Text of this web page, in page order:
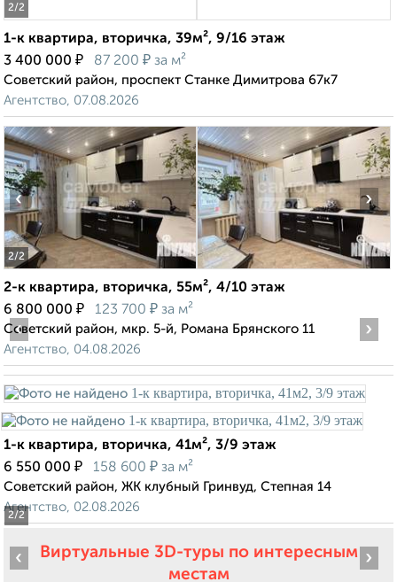
2/2
1-к квартира, вторичка, 39м², 9/16 этаж
3 400 000 ₽ 87 200 ₽ за м²
Советский район, проспект Станке Димитрова 67к7
Агентство, 07.08.2026
2/2
‹ ›
2-к квартира, вторичка, 55м², 4/10 этаж
6 800 000 ₽ 123 700 ₽ за м²
Советский район, мкр. 5-й, Романа Брянского 11
Агентство, 04.08.2026
2/2
‹ ›
1-к квартира, вторичка, 41м², 3/9 этаж
6 550 000 ₽ 158 600 ₽ за м²
Советский район, ЖК клубный Гринвуд, Степная 14
Агентство, 02.08.2026
Виртуальные 3D-туры по интересным
местам
‹ ›